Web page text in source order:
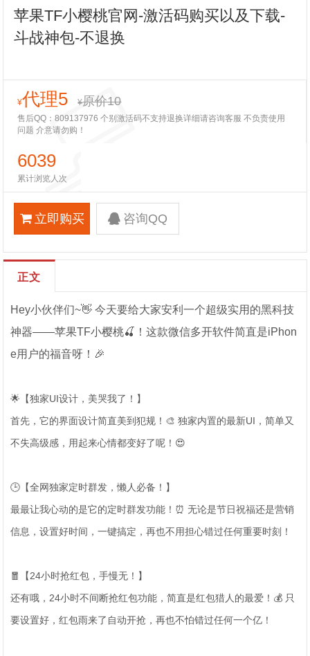
苹果TF小樱桃官网-激活码购买以及下载-
斗战神包-不退换
¥代理5 ¥原价10
售后QQ：809137976 个别激活码不支持退换详细请咨询客服 不负责使用
问题 介意请勿购！
6039
累计浏览人次
立即购买 咨询QQ
正文
Hey小伙伴们~👋 今天要给大家安利一个超级实用的黑科技
神器——苹果TF小樱桃🍒！这款微信多开软件简直是iPhon
e用户的福音呀！🎉
🌟【独家UI设计，美哭我了！】
首先，它的界面设计简直美到犯规！🎨 独家内置的最新UI，简单又
不失高级感，用起来心情都变好了呢！😍
🕒【全网独家定时群发，懒人必备！】
最最让我心动的是它的定时群发功能！⏰ 无论是节日祝福还是营销
信息，设置好时间，一键搞定，再也不用担心错过任何重要时刻！
🧧【24小时抢红包，手慢无！】
还有哦，24小时不间断抢红包功能，简直是红包猎人的最爱！💰 只
要设置好，红包雨来了自动开抢，再也不怕错过任何一个亿！